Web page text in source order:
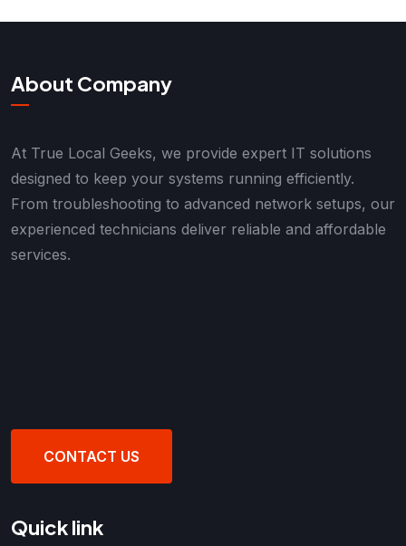
About Company
At True Local Geeks, we provide expert IT solutions
designed to keep your systems running efficiently.
From troubleshooting to advanced network setups, our
experienced technicians deliver reliable and affordable
services.
CONTACT US
Quick link